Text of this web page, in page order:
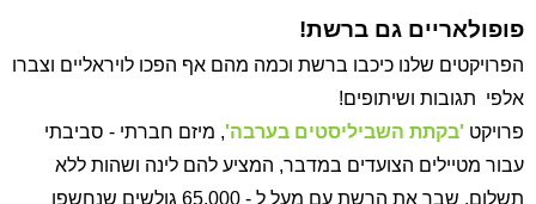
פופולאריים גם ברשת!
אלפי  תגובות ושיתופים!
פרויקט 'בקתת השביליסטים בערבה'